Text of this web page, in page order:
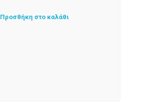
Προσθήκη στο καλάθι